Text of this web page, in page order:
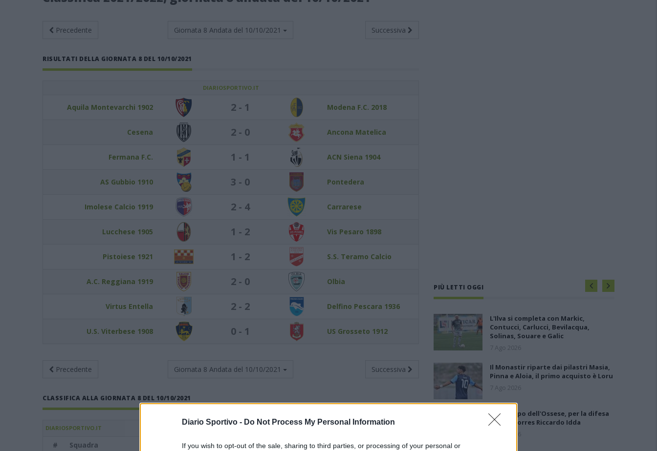
Diario Sportivo - Do Not Process My Personal Information
If you wish to opt-out of the sale, sharing to third parties, or processing of your personal or
Precedente Giornata 8 Andata del 10/10/2021 Successiva
RISULTATI DELLA GIORNATA 8 DEL 10/10/2021
DIARIOSPORTIVO.IT
Aquila Montevarchi 1902 2 - 1 Modena F.C. 2018
Cesena 2 - 0 Ancona Matelica
Fermana F.C. 1 - 1 ACN Siena 1904
AS Gubbio 1910 3 - 0 Pontedera
Imolese Calcio 1919 2 - 4 Carrarese
Lucchese 1905 1 - 2 Vis Pesaro 1898
Pistoiese 1921 1 - 2 S.S. Teramo Calcio
A.C. Reggiana 1919 2 - 0 Olbia
Virtus Entella 2 - 2 Delfino Pescara 1936
U.S. Viterbese 1908 0 - 1 US Grosseto 1912
Precedente Giornata 8 Andata del 10/10/2021 Successiva
CLASSIFICA ALLA GIORNATA 8 DEL 10/10/2021
DIARIOSPORTIVO.IT
#
Squadra Punti G V N P F S V N P F S V N P F S
PIÙ LETTI OGGI
L'Ilva si completa con Markic,
Contucci, Carlucci, Bevilacqua,
Solinas, Souare e Galic
7 Ago 2026
Il Monastir riparte dai pilastri Masia,
Pinna e Aloia, il primo acquisto è Loru
7 Ago 2026
Gran colpo dell'Ossese, per la difesa
c'è l'ex Torres Riccardo Idda
7 Ago 2026